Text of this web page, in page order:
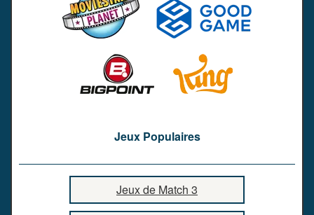
Jeux Populaires
Jeux de Match 3